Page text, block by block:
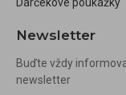
Newsletter
Buďte vždy
newsletter